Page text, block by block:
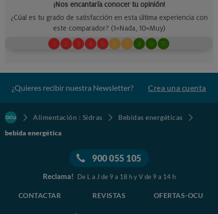
¿Quieres recibir nuestra Newsletter? Crea una cuenta
Alimentación : Sidras
Bebidas energéticas
bebida energética
900 055 105
Reclama! De L a J de 9 a 18 h y V de 9 a 14 h
CONTACTAR REVISTAS OFERTAS-OCU